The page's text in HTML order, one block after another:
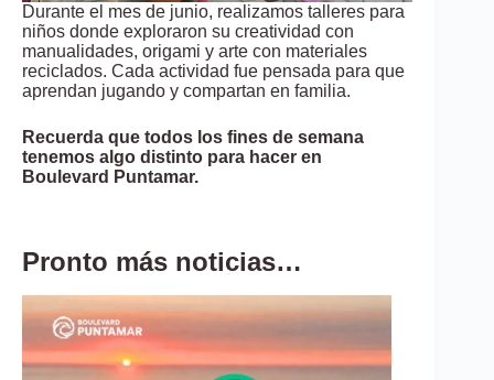
Durante el mes de junio, realizamos talleres para
niños donde exploraron su creatividad con
manualidades, origami y arte con materiales
reciclados. Cada actividad fue pensada para que
aprendan jugando y compartan en familia.
Recuerda que todos los fines de semana
tenemos algo distinto para hacer en
Boulevard Puntamar.
Pronto más noticias…